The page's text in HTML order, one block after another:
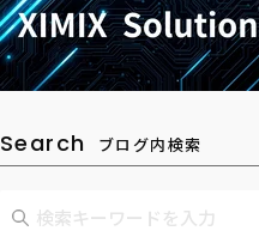
Search ブログ内検索